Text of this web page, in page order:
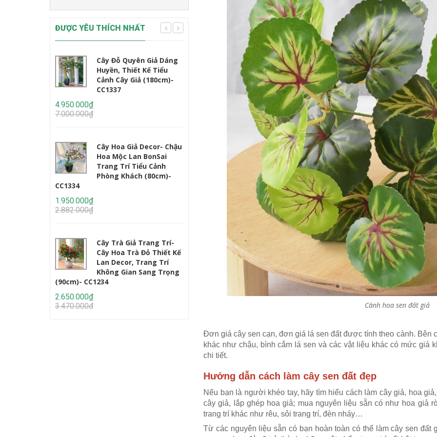
Cành hoa sen đất giả
Đơn giá cây sen cạn, đơn giá lá sen đất được tính theo cành. Bên
khác như chậu, bình cắm lá sen và các vật liệu khác có mức giá
chi tiết.
Hướng dẫn cách làm cây sen đất đẹp
Nếu bạn là người khéo tay, hãy tìm hiểu cách làm cây giả, hoa
cây giả, lắp ghép hoa giả; mua nguyên liệu sẵn có như hoa giả
trang trí khác như rêu, sỏi trang trí, đèn nháy…
Từ các nguyên liệu sẵn có bạn hoàn toàn có thể làm cây sen đất
ĐƯỢC YÊU THÍCH NHẤT
Cây Đỗ Quyên Giả Dáng
Huyền, Thiết Kế Tiểu
Cảnh Cây Giả (180cm)-
CC1337
4.950.000₫
7.000.000₫
Cây Hoa Giả Decor- Chậu
Hoa Mộc Lan BonSai
Trang Trí Tiểu Cảnh
Phòng Khách (80cm)-
CC1334
1.950.000₫
2.882.000₫
Cây Trà Giả Trang Trí-
Cây Hoa Trà Đỏ Thiết Kế
Lan Decor, Trang Trí
Không Gian Sang Trọng
(90cm)- CC1234
2.650.000₫
3.470.000₫
Cây Hoa Decor- Cây Hoa
Trà Giả Thiết Kế Căn Hộ,
Trang Trí Tinh Tế, Màu
Sắc Ấm Cúng (80cm)-
Cây Hoa Giả- Cây Hoa
Mộc Lan Giả Decor Nhà
Cửa Sang Trọng
(160cm)- CC1215
Cây Hoa Thiết Kế- Cây
Hoa Giấy Dáng Huyền
Thân Gỗ Tự Nhiên, Thiết
Kế Tiểu Cảnh Không Gian
Lớn (220cm)- CC1190
Cây Hoa Thiết Kế- Cây
Đỗ Quyên Giả Thiết Kế
Tiểu Cảnh Căn Hộ Đẹp
Tự Nhiên (2m)- CC1174
2.950.000₫
4.647.000₫
Cây Giả Decor- Cây Hoa
Rum Giả Trang Trí Cửa
Hiệu Nổi Bật (140cm)-
CC1148
1.650.000₫
2.414.000₫
Cây Giả Decor- Cây Lan Ý
Giả Trang Trí Tiểu Cảnh
Văn Phòng (165cm)-
CC1137
1.990.000₫
2.842.000₫